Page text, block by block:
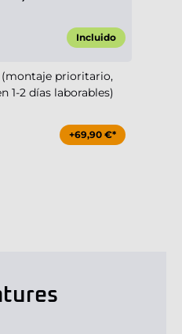
Incluido
(montaje prioritario,
1-2 días laborables)
+69,90 €*